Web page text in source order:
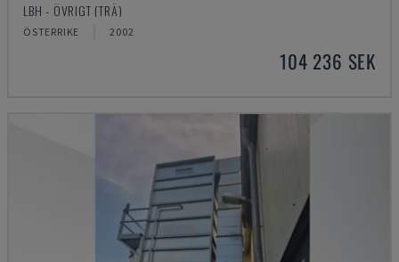
LBH - ÖVRIGT (TRÄ)
ÖSTERRIKE 2002
104 236 SEK